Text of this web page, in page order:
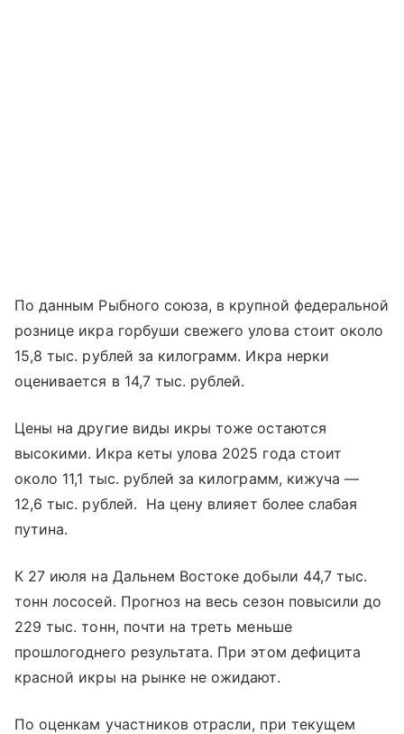
По данным Рыбного союза, в крупной федеральной
рознице икра горбуши свежего улова стоит около
15,8 тыс. рублей за килограмм. Икра нерки
оценивается в 14,7 тыс. рублей.
Цены на другие виды икры тоже остаются
высокими. Икра кеты улова 2025 года стоит
около 11,1 тыс. рублей за килограмм, кижуча —
12,6 тыс. рублей. На цену влияет более слабая
путина.
К 27 июля на Дальнем Востоке добыли 44,7 тыс.
тонн лососей. Прогноз на весь сезон повысили до
229 тыс. тонн, почти на треть меньше
прошлогоднего результата. При этом дефицита
красной икры на рынке не ожидают.
По оценкам участников отрасли, при текущем